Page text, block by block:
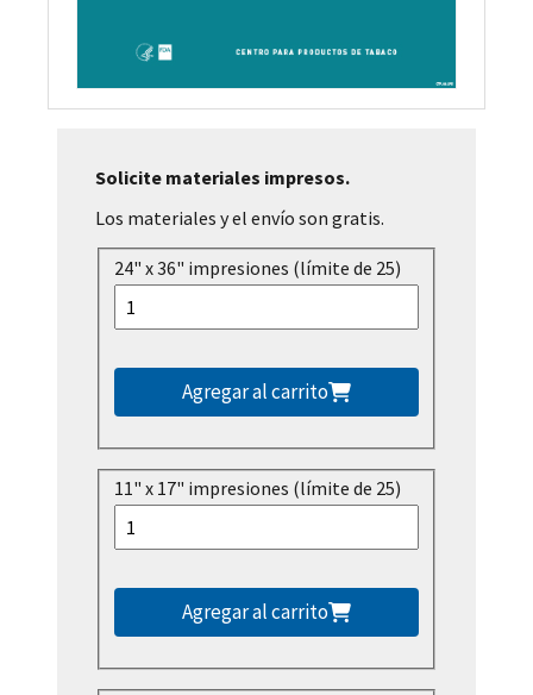
Solicite materiales impresos.
Los materiales y el envío son gratis.
24" x 36" impresiones (límite de 25)
Agregar al carrito
11" x 17" impresiones (límite de 25)
Agregar al carrito